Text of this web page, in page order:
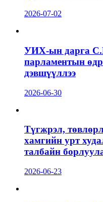
2026-07-02
УИХ-ын дарга
парламентын
дэвшүүллээ
2026-06-30
Түгжрэл,
хамгийн урт
талбайн
2026-06-23